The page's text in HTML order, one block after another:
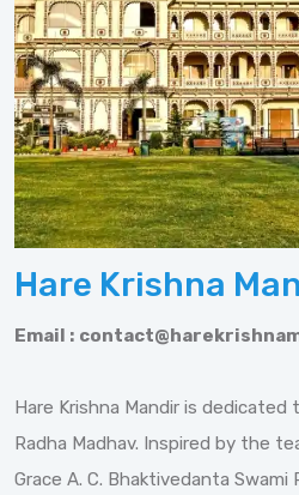
Hare Krishna
Email :
Hare Krishna Mandir is dedicated
Radha Madhav. Inspired by the
Grace A. C. Bhaktivedanta